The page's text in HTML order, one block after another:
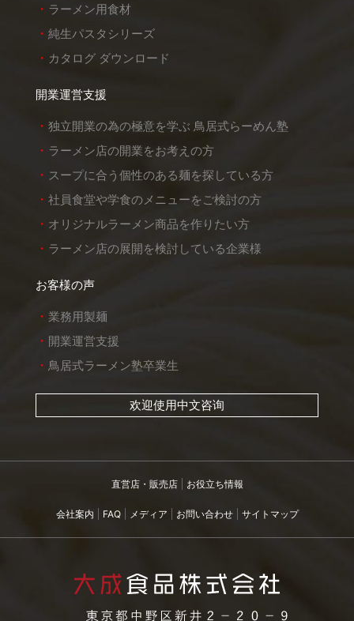
ラーメン用食材
純生パスタシリーズ
カタログ ダウンロード
開業運営支援
独立開業の為の極意を学ぶ 鳥居式らーめん塾
ラーメン店の開業をお考えの方
スープに合う個性のある麺を探している方
社員食堂や学食のメニューをご検討の方
オリジナルラーメン商品を作りたい方
ラーメン店の展開を検討している企業様
お客様の声
業務用製麺
開業運営支援
鳥居式ラーメン塾卒業生
欢迎使用中文咨询
直営店・販売店 お役立ち情報
会社案内 FAQ メディア お問い合わせ サイトマップ